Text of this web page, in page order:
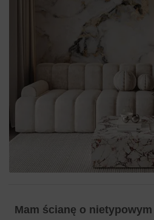
Mam ścianę o nietypowym